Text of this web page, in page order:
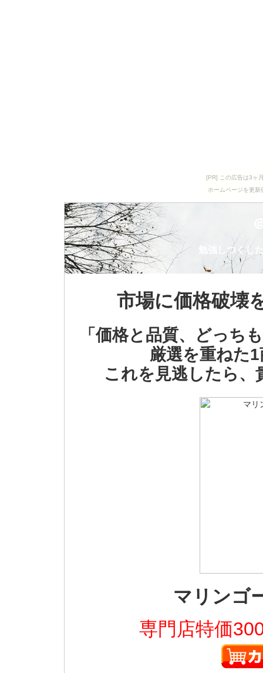
[PR] この広告は3ヶ
ホームページを更
勉強しつくし
市場に価格破壊
「価格と品質、どっち
厳選を重ねた
これを見逃したら、
マリンゴ
専門店特価